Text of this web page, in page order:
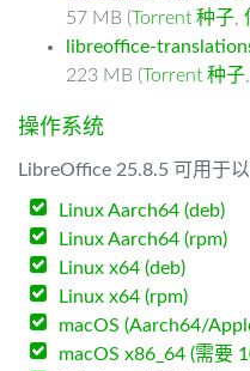
57 MB (Torrent 种子,
libreoffice-
223 MB (Torrent 种子,
操作系统
LibreOffice 25.8.5 可用于
Linux Aarch64 (deb)
Linux Aarch64 (rpm)
Linux x64 (deb)
Linux x64 (rpm)
macOS (Aarch64/
macOS x86_64 (需要